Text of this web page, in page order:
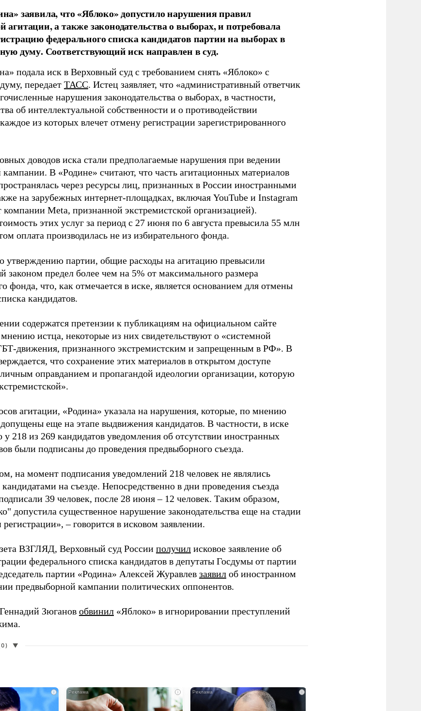
заявила, что «Яблоко» допустило нарушения правил
агитации, а также законодательства о выборах, и потребовала
федерального списка кандидатов партии на выборах в
думу. Соответствующий иск направлен в суд.
подала иск в Верховный суд с требованием снять «Яблоко» с
передает ТАСС. Истец заявляет, что «административный ответчик
нарушения законодательства о выборах, в частности,
об интеллектуальной собственности и о противодействии
из которых влечет отмену регистрации зарегистрированного
доводов иска стали предполагаемые нарушения при ведении
кампании. В «Родине» считают, что часть агитационных материалов
через ресурсы лиц, признанных в России иностранными
на зарубежных интернет-площадках, включая YouTube и Instagram
Meta, признанной экстремистской организацией).
этих услуг за период с 27 июня по 6 августа превысила 55 млн
оплата производилась не из избирательного фонда.
утверждению партии, общие расходы на агитацию превысили
законом предел более чем на 5% от максимального размера
фонда, что, как отмечается в иске, является основанием для отмены
кандидатов.
содержатся претензии к публикациям на официальном сайте
истца, некоторые из них свидетельствуют о «системной
движения, признанного экстремистским и запрещенным в РФ». В
что сохранение этих материалов в открытом доступе
оправданием и пропагандой идеологии организации, которую
агитации, «Родина» указала на нарушения, которые, по мнению
еще на этапе выдвижения кандидатов. В частности, в иске
у 218 из 269 кандидатов уведомления об отсутствии иностранных
были подписаны до проведения предвыборного съезда.
на момент подписания уведомлений 218 человек не являлись
на съезде. Непосредственно в дни проведения съезда
39 человек, после 28 июня – 12 человек. Таким образом,
допустила существенное нарушение законодательства еще на стадии
– говорится в исковом заявлении.
ВЗГЛЯД, Верховный суд России получил исковое заявление об
федерального списка кандидатов в депутаты Госдумы от партии
партии «Родина» Алексей Журавлев заявил об иностранном
предвыборной кампании политических оппонентов.
Зюганов обвинил «Яблоко» в игнорировании преступлений
▼
i i i